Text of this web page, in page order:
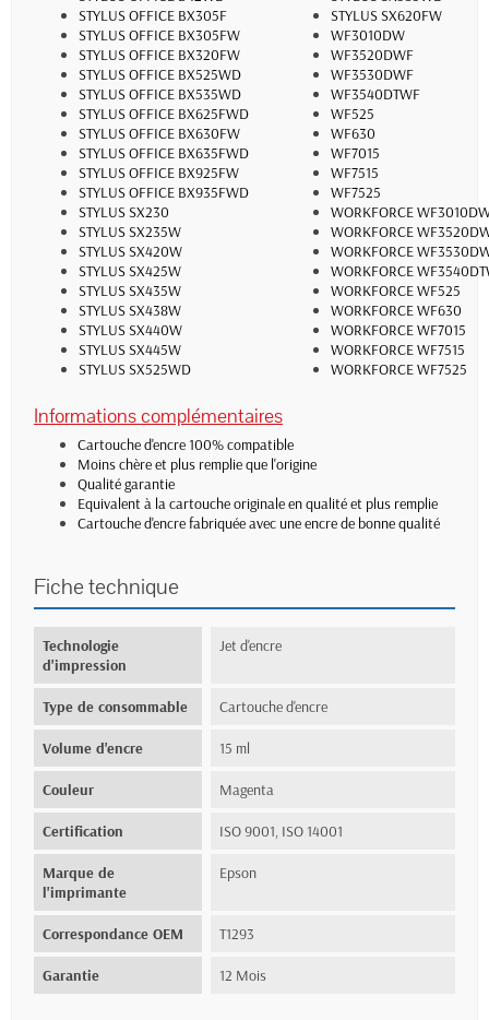
STYLUS OFFICE BX305F
STYLUS OFFICE BX305FW
STYLUS OFFICE BX320FW
STYLUS OFFICE BX525WD
STYLUS OFFICE BX535WD
STYLUS OFFICE BX625FWD
STYLUS OFFICE BX630FW
STYLUS OFFICE BX635FWD
STYLUS OFFICE BX925FW
STYLUS OFFICE BX935FWD
STYLUS SX230
STYLUS SX235W
STYLUS SX420W
STYLUS SX425W
STYLUS SX435W
STYLUS SX438W
STYLUS SX440W
STYLUS SX445W
STYLUS SX525WD
STYLUS SX620FW
WF3010DW
WF3520DWF
WF3530DWF
WF3540DTWF
WF525
WF630
WF7015
WF7515
WF7525
WORKFORCE
WORKFORCE
WORKFORCE
WORKFORCE
WORKFORCE WF525
WORKFORCE WF630
WORKFORCE WF7015
WORKFORCE WF7515
WORKFORCE WF7525
Informations complémentaires
Cartouche d'encre 100% compatible
Moins chère et plus remplie que l'origine
Qualité garantie
Equivalent à la cartouche originale en qualité et plus remplie
Cartouche d'encre fabriquée avec une encre de bonne qualité
Fiche technique
Technologie
d'impression
Jet d'encre
Type de consommable Cartouche d'encre
Volume d'encre 15 ml
Couleur Magenta
Certification ISO 9001, ISO 14001
Marque de
l'imprimante
Epson
Correspondance OEM T1293
Garantie 12 Mois